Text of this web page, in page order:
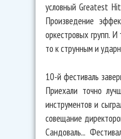
условный Greatest
Произведение
оркестровых групп.
то к струнным и
10-й фестиваль
Приехали точно
инструментов и
совещание
Сандоваль...